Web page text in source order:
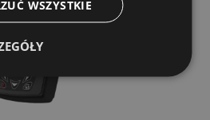
WSZYSTKIE